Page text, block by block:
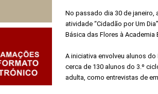
No passado dia 30 de janeiro,
atividade “Cidadão por Um
Básica das Flores à
A iniciativa envolveu alunos
cerca de 130 alunos do 3.º
adulta, como entrevistas de